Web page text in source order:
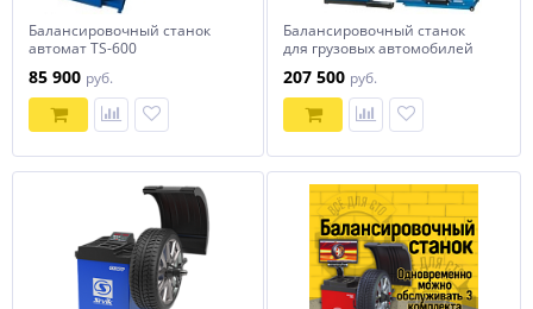
Балансировочный станок
автомат TS-600
85 900 руб.
Балансировочный станок
для грузовых автомобилей
207 500 руб.